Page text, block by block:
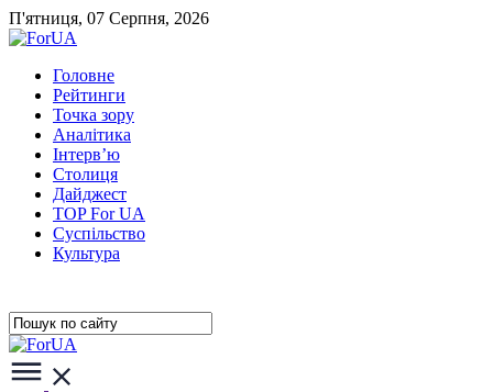
П'ятниця, 07 Серпня, 2026
Головне
Рейтинги
Точка зору
Аналітика
Інтерв’ю
Столиця
Дайджест
TOP For UA
Суспiльство
Культура